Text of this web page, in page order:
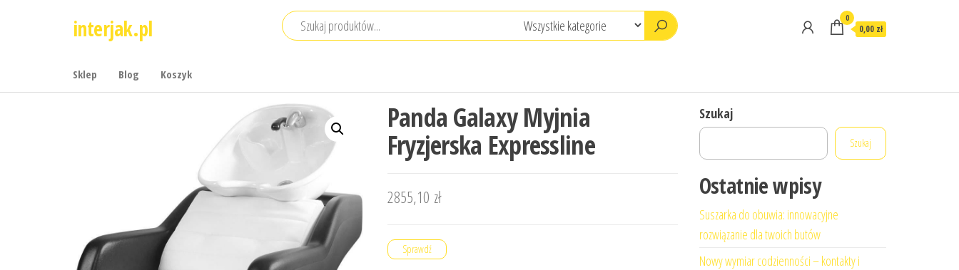
interjak.pl 0
0,00 zł
Sklep Blog Koszyk
Panda Galaxy Myjnia
Fryzjerska Expressline
2855,10 zł
Sprawdź
Szukaj
Szukaj
Ostatnie wpisy
Suszarka do obuwia: innowacyjne
rozwiązanie dla twoich butów
Nowy wymiar codzienności – kontakty i